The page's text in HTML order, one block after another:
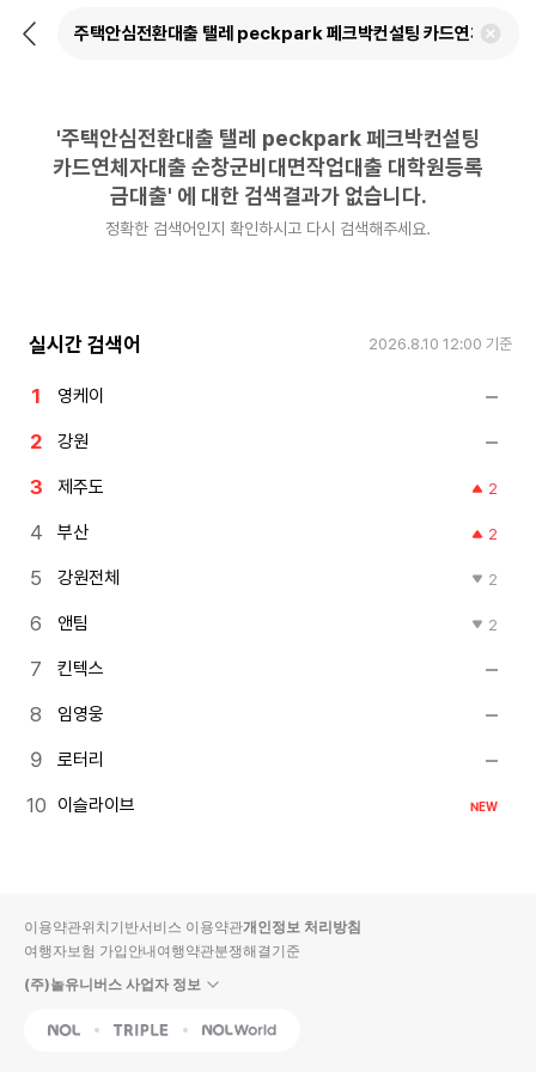
뒤
검
'주택안심전환대출 탤레 peckpark 페크박컨설팅
카드연체자대출 순창군비대면작업대출 대학원등록
금대출' 에 대한 검색결과가 없습니다.
정확한 검색어인지 확인하시고 다시 검색해주세요.
실시간 검색어 2026.8.10 12:00 기준
영케이
강원
제주도 2
부산 2
강원전체 2
앤팀 2
킨텍스
임영웅
로터리
이슬라이브 NEW
이용약관위치기반서비스 이용약관개인정보 처리방침
여행자보험 가입안내여행약관분쟁해결기준
(주)놀유니버스 사업자 정보
NOL Triple Interpark Global